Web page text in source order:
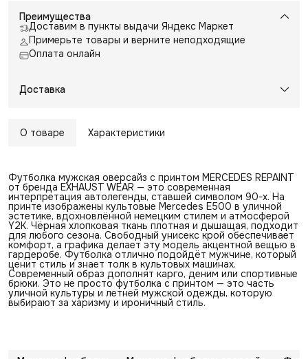
Преимущества
Доставим в пункты выдачи Яндекс Маркет
Примерьте товары и верните неподходящие
Оплата онлайн
Доставка
О товаре Характеристики
Футболка мужская оверсайз с принтом MERCEDES REPAINT
от бренда EXHAUST WEAR — это современная
интерпретация автолегенды, ставшей символом 90-х. На
принте изображены культовые Mercedes E500 в уличной
эстетике, вдохновлённой немецким стилем и атмосферой
Y2K. Чёрная хлопковая ткань плотная и дышащая, подходит
для любого сезона. Свободный унисекс крой обеспечивает
комфорт, а графика делает эту модель акцентной вещью в
гардеробе. Футболка отлично подойдёт мужчине, который
ценит стиль и знает толк в культовых машинах.
Современный образ дополнят карго, деним или спортивные
брюки. Это не просто футболка с принтом — это часть
уличной культуры и летней мужской одежды, которую
выбирают за харизму и ироничный стиль.